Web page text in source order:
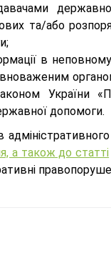
та/або
в
України
допомоги.
а також до статті